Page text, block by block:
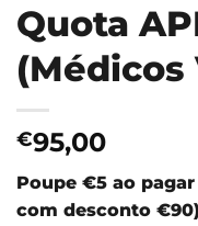
Quota
(Médicos
€95,00
Poupe €5 ao
com desconto €90)